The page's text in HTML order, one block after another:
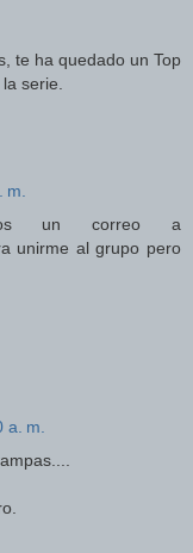
te ha quedado un Top
serie.
m.
un correo a
unirme al grupo pero
a. m.